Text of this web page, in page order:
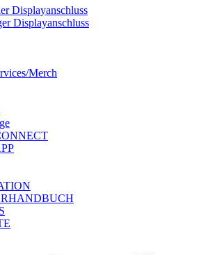
Displayanschluss
Displayanschluss
Merch